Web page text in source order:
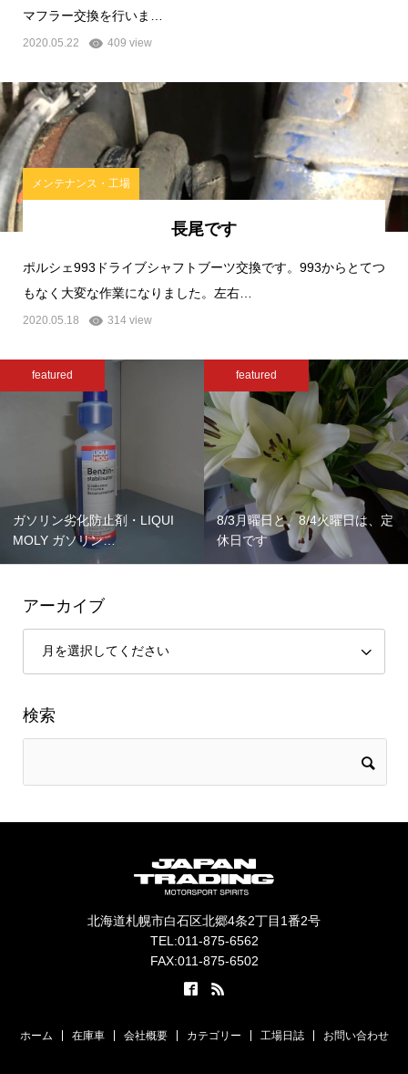
マフラー交換を行いま…
2020.05.22 409 view
メンテナンス・工場
長尾です
ポルシェ993ドライブシャフトブーツ交換です。993からとてつ
もなく大変な作業になりました。左右…
2020.05.18 314 view
featured
ガソリン劣化防止剤・LIQUI
MOLY ガソリン…
featured
8/3月曜日と、8/4火曜日は、定
休日です
アーカイブ
検索
北海道札幌市白石区北郷4条2丁目1番2号
TEL:011-875-6562
FAX:011-875-6502
ホーム 在庫車 会社概要 カテゴリー 工場日誌 お問い合わせ